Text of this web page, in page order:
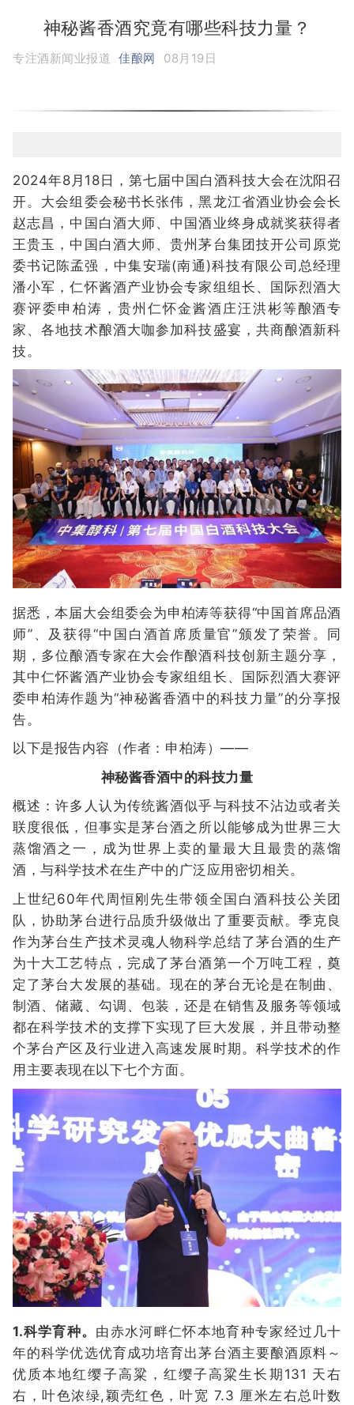
神秘酱香酒究竟有哪些科技力量？
专注酒新闻业报道 佳酿网 08月19日
2024年8月18日，第七届中国白酒科技大会在沈阳召
开。大会组委会秘书长张伟，黑龙江省酒业协会会长
赵志昌，中国白酒大师、中国酒业终身成就奖获得者
王贵玉，中国白酒大师、贵州茅台集团技开公司原党
委书记陈孟强，中集安瑞(南通)科技有限公司总经理
潘小军，仁怀酱酒产业协会专家组组长、国际烈酒大
赛评委申柏涛，贵州仁怀金酱酒庄汪洪彬等酿酒专
家、各地技术酿酒大咖参加科技盛宴，共商酿酒新科
技。
据悉，本届大会组委会为申柏涛等获得“中国首席品酒
师”、及获得“中国白酒首席质量官”颁发了荣誉。同
期，多位酿酒专家在大会作酿酒科技创新主题分享，
其中仁怀酱酒产业协会专家组组长、国际烈酒大赛评
委申柏涛作题为“神秘酱香酒中的科技力量”的分享报
告。
以下是报告内容（作者：申柏涛）——
神秘酱香酒中的科技力量
概述：许多人认为传统酱酒似乎与科技不沾边或者关
联度很低，但事实是茅台酒之所以能够成为世界三大
蒸馏酒之一，成为世界上卖的量最大且最贵的蒸馏
酒，与科学技术在生产中的广泛应用密切相关。
上世纪60年代周恒刚先生带领全国白酒科技公关团
队，协助茅台进行品质升级做出了重要贡献。季克良
作为茅台生产技术灵魂人物科学总结了茅台酒的生产
为十大工艺特点，完成了茅台酒第一个万吨工程，奠
定了茅台大发展的基础。现在的茅台无论是在制曲、
制酒、储藏、勾调、包装，还是在销售及服务等领域
都在科学技术的支撑下实现了巨大发展，并且带动整
个茅台产区及行业进入高速发展时期。科学技术的作
用主要表现在以下七个方面。
1.科学育种。 由赤水河畔仁怀本地育种专家经过几十
年的科学优选优育成功培育出茅台酒主要酿酒原料～
优质本地红缨子高粱，红缨子高粱生长期131 天右
右，叶色浓绿,颖壳红色，叶宽 7.3 厘米左右总叶数